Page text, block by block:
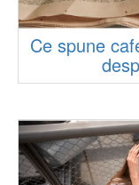
Ce spune